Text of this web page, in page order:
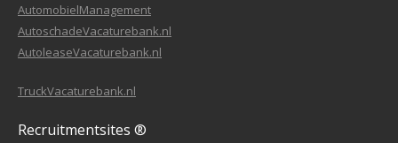
AutomobielManagement
AutoschadeVacaturebank.nl
AutoleaseVacaturebank.nl
TruckVacaturebank.nl
Recruitmentsites ®